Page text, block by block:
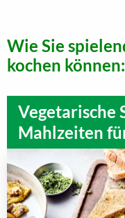
Wie Sie
kochen können:
Vegetarische
Mahlzeiten